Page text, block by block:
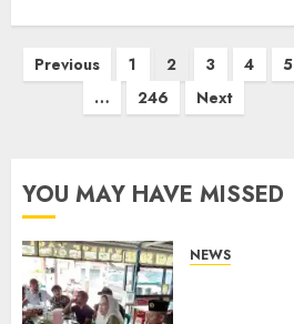
Posts
pagination
Previous 1 2 3 4
5
…
246 Next
YOU MAY HAVE MISSED
NEWS